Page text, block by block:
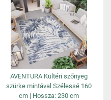
AVENTURA Kültéri szőnyeg
szürke mintával Szélessé 160
cm | Hossza: 230 cm